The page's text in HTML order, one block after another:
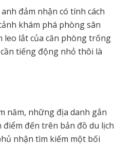
đảm nhận có tính cách
khám phá phòng sân
leo lắt của căn phòng trống
tiếng động nhỏ thôi là
năm, những địa danh gắn
đến trên bản đồ du lịch
nhận tìm kiếm một bối